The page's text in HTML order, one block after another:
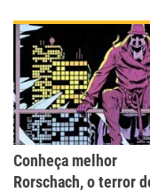
Conheça melhor
Rorschach, o terror